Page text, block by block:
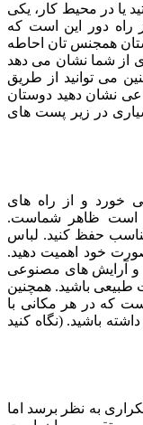
یا در محیط کار، یکی
راه دور این است که
همجنس تان احاطه
از شما نشان می دهد
می توانید از طریق
نشان دهید دوستان
در زیر پست های
خورد و از راه های
است ظاهر شماست.
حفظ کنید. لباس
خود اهمیت دهید.
و آرایش های مصنوعی
طبیعی باشید. همچنین
که در هر مکانی با
باشید. (نگاه کنید
به نظر برسد اما